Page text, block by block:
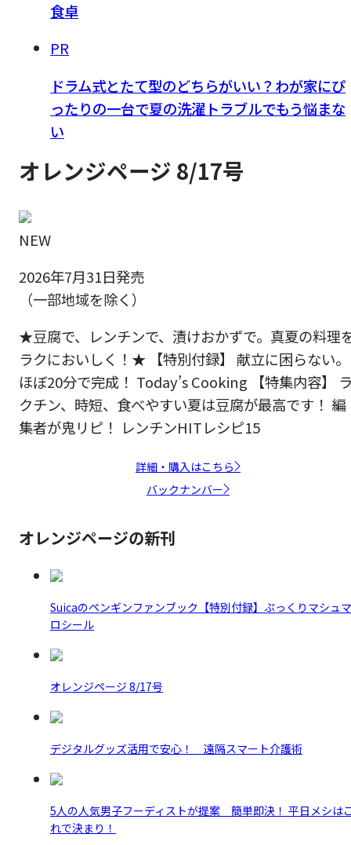
食卓
PR
ドラム式とたて型のどちらがいい？わが家にぴ
ったりの一台で夏の洗濯トラブルでもう悩まな
い
オレンジページ 8/17号
NEW
2026年7月31日発売
（一部地域を除く）
★豆腐で、レンチンで、漬けおかずで。真夏の料理
ラクにおいしく！★ 【特別付録】 献立に困らない。
ほぼ20分で完成！ Today’s Cooking 【特集内容】
クチン、時短、食べやすい夏は豆腐が最高です！ 編
集者が鬼リピ！ レンチンHITレシピ15
詳細・購入はこちら
バックナンバー
オレンジページの新刊
Suicaのペンギンファンブック【特別付録】ぷっくりマシュマ
ロシール
オレンジページ 8/17号
デジタルグッズ活用で安心！ 遠隔スマート介護術
5人の人気男子フーディストが提案 簡単即決！ 平日メシは
れで決まり！